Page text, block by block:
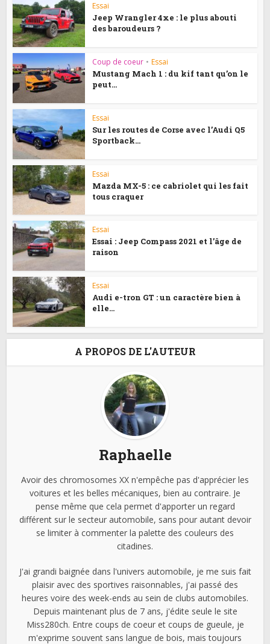
Essai
Jeep Wrangler 4xe : le plus abouti
des baroudeurs ?
Coup de coeur • Essai
Mustang Mach 1 : du kif tant qu’on le
peut...
Essai
Sur les routes de Corse avec l’Audi Q5
Sportback...
Essai
Mazda MX-5 : ce cabriolet qui les fait
tous craquer
Essai
Essai : Jeep Compass 2021 et l’âge de
raison
Essai
Audi e-tron GT : un caractère bien à
elle…
A PROPOS DE L'AUTEUR
Raphaelle
Avoir des chromosomes XX n'empêche pas d'apprécier les
voitures et les belles mécaniques, bien au contraire. Je
pense même que cela permet d'apporter un regard
différent sur le secteur automobile, sans pour autant devoir
se limiter à commenter la palette des couleurs des
citadines.
J'ai grandi baignée dans l'univers automobile, je me suis fait
plaisir avec des sportives raisonnables, j'ai passé des
heures voire des week-ends au sein de clubs automobiles.
Depuis maintenant plus de 7 ans, j'édite seule le site
Miss280ch. Entre coups de coeur et coups de gueule, je
m'exprime souvent sans langue de bois, mais toujours